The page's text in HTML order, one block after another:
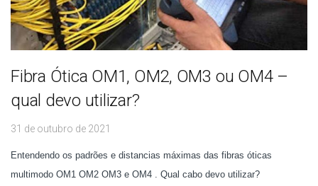
Fibra Ótica OM1, OM2, OM3 ou OM4 –
qual devo utilizar?
31 de outubro de 2021
Entendendo os padrões e distancias máximas das fibras óticas
multimodo OM1 OM2 OM3 e OM4 . Qual cabo devo utilizar?